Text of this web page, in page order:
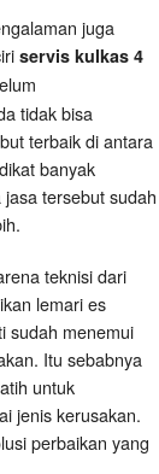
juga
servis kulkas 4
tidak bisa
terbaik di antara
banyak
tersebut sudah
teknisi dari
lemari es
sudah menemui
Itu sebabnya
untuk
jenis kerusakan.
perbaikan yang